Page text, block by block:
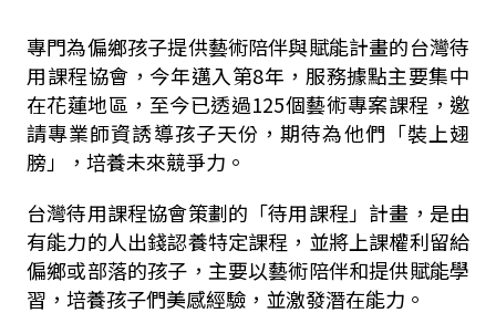
專門為偏鄉孩子提供藝術陪伴與賦能計畫的台灣待
用課程協會，今年邁入第8年，服務據點主要集中
在花蓮地區，至今已透過125個藝術專案課程，邀
請專業師資誘導孩子天份，期待為他們「裝上翅
膀」，培養未來競爭力。
台灣待用課程協會策劃的「待用課程」計畫，是由
有能力的人出錢認養特定課程，並將上課權利留給
偏鄉或部落的孩子，主要以藝術陪伴和提供賦能學
習，培養孩子們美感經驗，並激發潛在能力。